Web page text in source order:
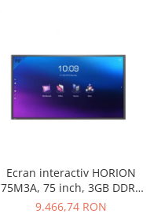
Ecran interactiv HORION
75M3A, 75 inch, 3GB DDR4
+ 32GB Standard, Android
9.466,74 RON